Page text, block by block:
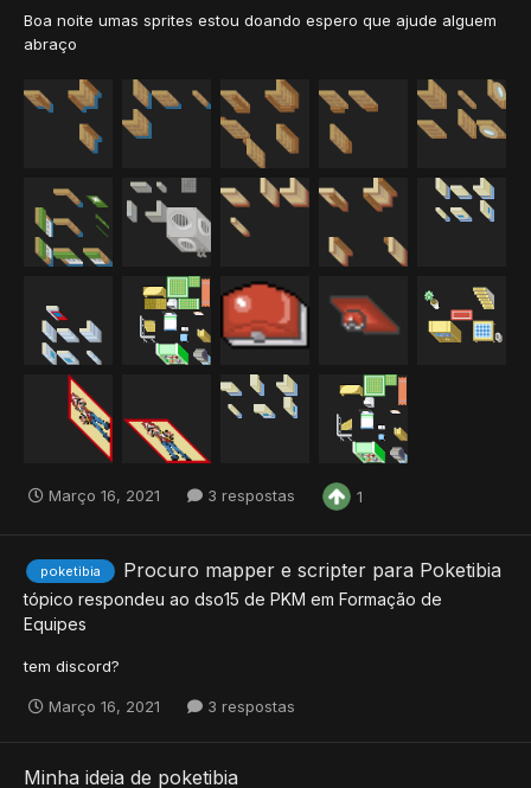
Boa noite umas sprites estou doando espero que ajude alguem
abraço
Março 16, 2021 3 respostas 1
poketibia Procuro mapper e scripter para Poketibia
tópico respondeu ao dso15 de PKM em Formação de
Equipes
tem discord?
Março 16, 2021 3 respostas
Minha ideia de poketibia